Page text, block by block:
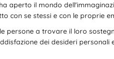
aperto il mondo
con se stessi e con le proprie
persone a trovare il loro
dei desideri personali